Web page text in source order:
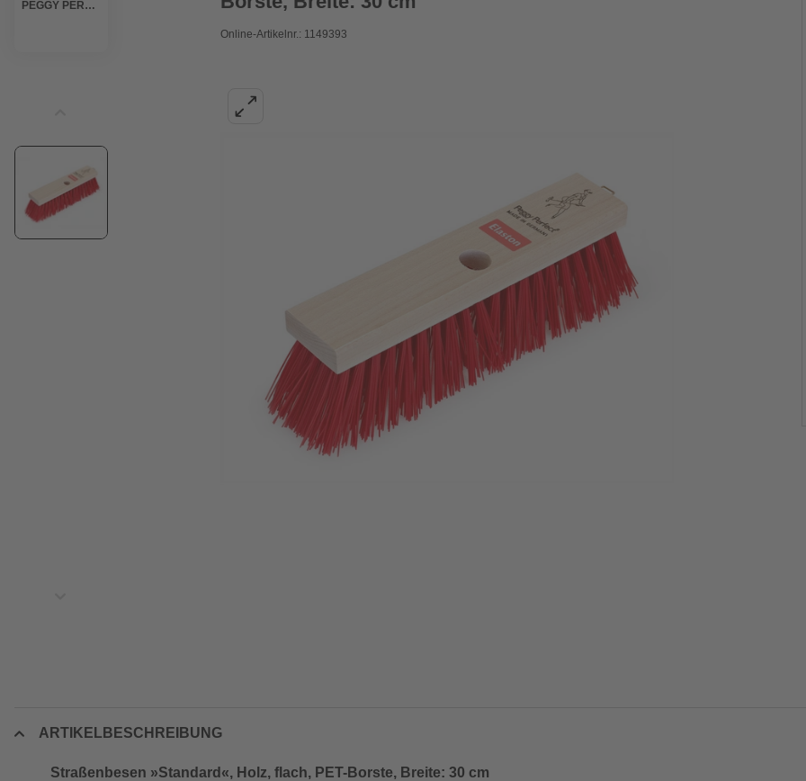
PEGGY PERFECT
Online-Artikelnr.: 1149393
ARTIKELBESCHREIBUNG
Straßenbesen »Standard«, Holz, flach, PET-Borste, Breite: 30 cm